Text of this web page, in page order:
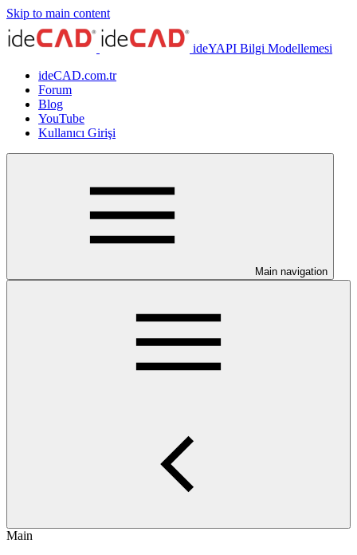
Skip to main content
ideYAPI Bilgi Modellemesi
ideCAD.com.tr
Forum
Blog
YouTube
Kullanıcı Girişi
Main navigation
Main